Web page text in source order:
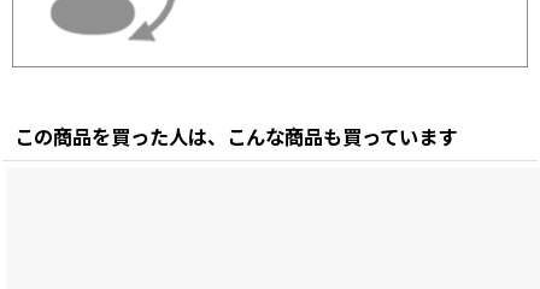
この商品を買った人は、こんな商品も買っています